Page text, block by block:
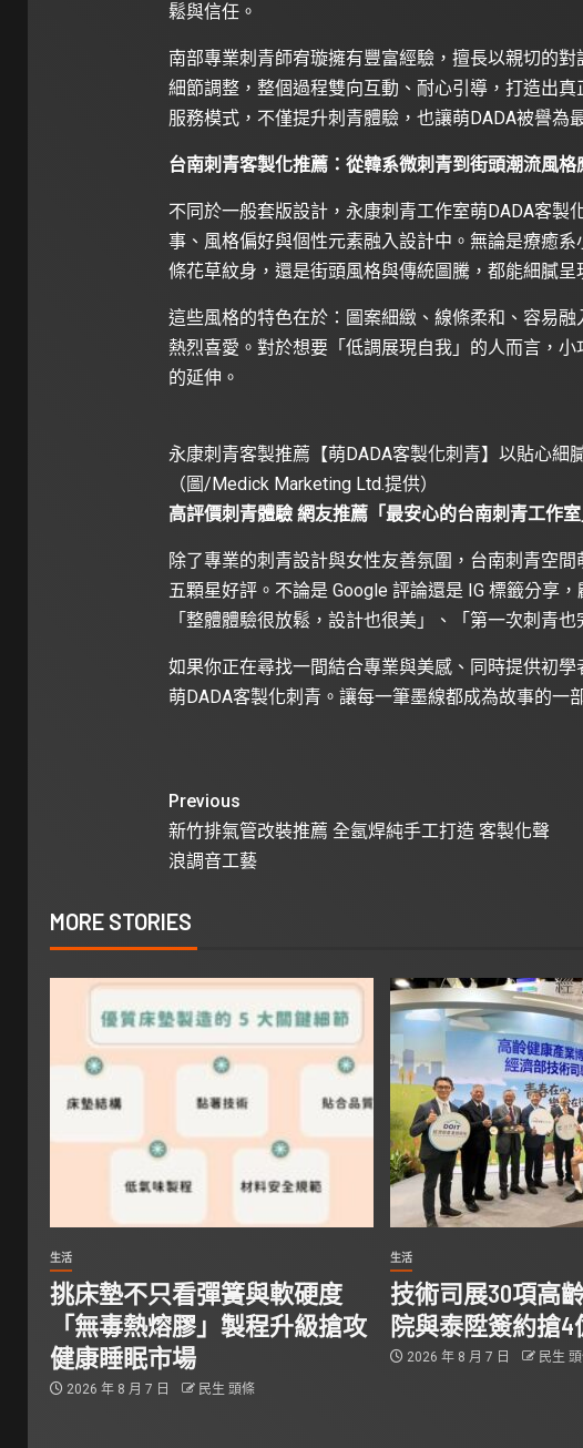
鬆與信任。
南部專業刺青師宥璇擁有豐富經驗，擅長以親切的
細節調整，整個過程雙向互動、耐心引導，打造出
服務模式，不僅提升刺青體驗，也讓萌DADA被譽為
台南刺青客製化推薦：從韓系微刺青到街頭潮流風格
不同於一般套版設計，永康刺青工作室萌DADA客製
事、風格偏好與個性元素融入設計中。無論是療癒
條花草紋身，還是街頭風格與傳統圖騰，都能細膩呈
這些風格的特色在於：圖案細緻、線條柔和、容易
熱烈喜愛。對於想要「低調展現自我」的人而言，
的延伸。
永康刺青客製推薦【萌DADA客製化刺青】以貼心細
（圖/Medick Marketing Ltd.提供）
高評價刺青體驗 網友推薦「最安心的台南刺青工作室
除了專業的刺青設計與女性友善氛圍，台南刺青空
五顆星好評。不論是 Google 評論還是 IG 標籤分享
「整體體驗很放鬆，設計也很美」、「第一次刺青
如果你正在尋找一間結合專業與美感、同時提供初
萌DADA客製化刺青。讓每一筆墨線都成為故事的一
Previous
新竹排氣管改裝推薦 全氬焊純手工打造 客製化聲
浪調音工藝
MORE STORIES
生活
挑床墊不只看彈簧與軟硬度
「無毒熱熔膠」製程升級搶攻
健康睡眠市場
2026 年 8 月 7 日 民生 頭條
生活
技術司展30項高
院與泰陞簽約搶4
2026 年 8 月 7 日 民生